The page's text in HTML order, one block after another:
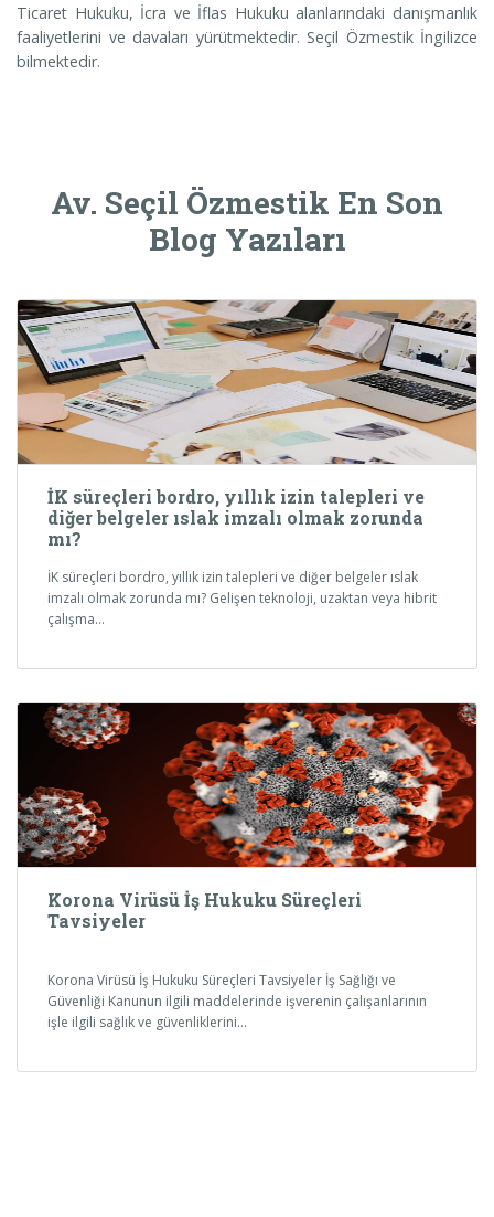
Ticaret Hukuku, İcra ve İflas Hukuku alanlarındaki danışmanlık
faaliyetlerini ve davaları yürütmektedir. Seçil Özmestik İngilizce
bilmektedir.
Av. Seçil Özmestik En Son
Blog Yazıları
İK süreçleri bordro, yıllık izin talepleri ve
diğer belgeler ıslak imzalı olmak zorunda
mı?
İK süreçleri bordro, yıllık izin talepleri ve diğer belgeler ıslak
imzalı olmak zorunda mı? Gelişen teknoloji, uzaktan veya hibrit
çalışma…
Korona Virüsü İş Hukuku Süreçleri
Tavsiyeler
Korona Virüsü İş Hukuku Süreçleri Tavsiyeler İş Sağlığı ve
Güvenliği Kanunun ilgili maddelerinde işverenin çalışanlarının
işle ilgili sağlık ve güvenliklerini…